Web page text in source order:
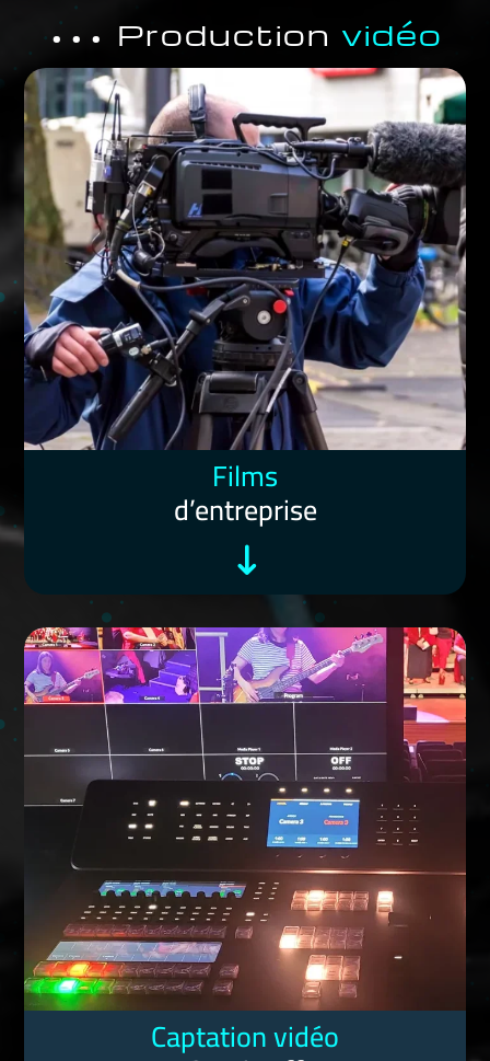
••• Production vidéo
Films
d’entreprise
Captation vidéo